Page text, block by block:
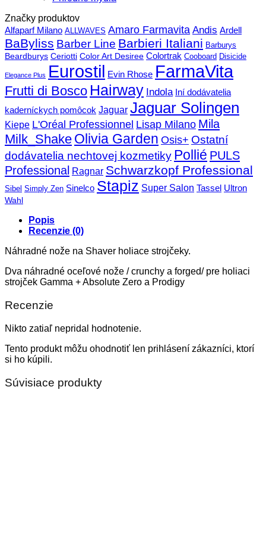
Značky produktov
Alfaparf Milano ALLWAVES Amaro Farmavita Andis Ardell
BaByliss Barber Line Barbieri Italiani Barburys
Beardburys Ceriotti Color Art Desiree Colortrak Cooboard Disicide
Elegance Plus Eurostil Evin Rhose FarmaVita
Frutti di Bosco Hairway Indola Iní dodávatelia
kaderníckych pomôcok Jaguar Jaguar Solingen
Kiepe L'Oréal Professionnel Lisap Milano Mila
Milk_Shake Olivia Garden Osis+ Ostatní
dodávatelia nechtovej kozmetiky Pollié PULS
Professional Ragnar Schwarzkopf Professional
Sibel Simply Zen Sinelco Stapiz Super Salon Tassel Ultron
Wahl
Popis
Recenzie (0)
Náhradné nože na Shaver holiace strojčeky.
Dva náhradné oceľové nože / crunchy a forged/ pre holiaci
strojček Gamma + Absolute Zero a Prodigy
Recenzie
Nikto zatiaľ nepridal hodnotenie.
Tento produkt môžu ohodnotiť len prihlásení zákazníci, ktorí
si ho kúpili.
Súvisiace produkty